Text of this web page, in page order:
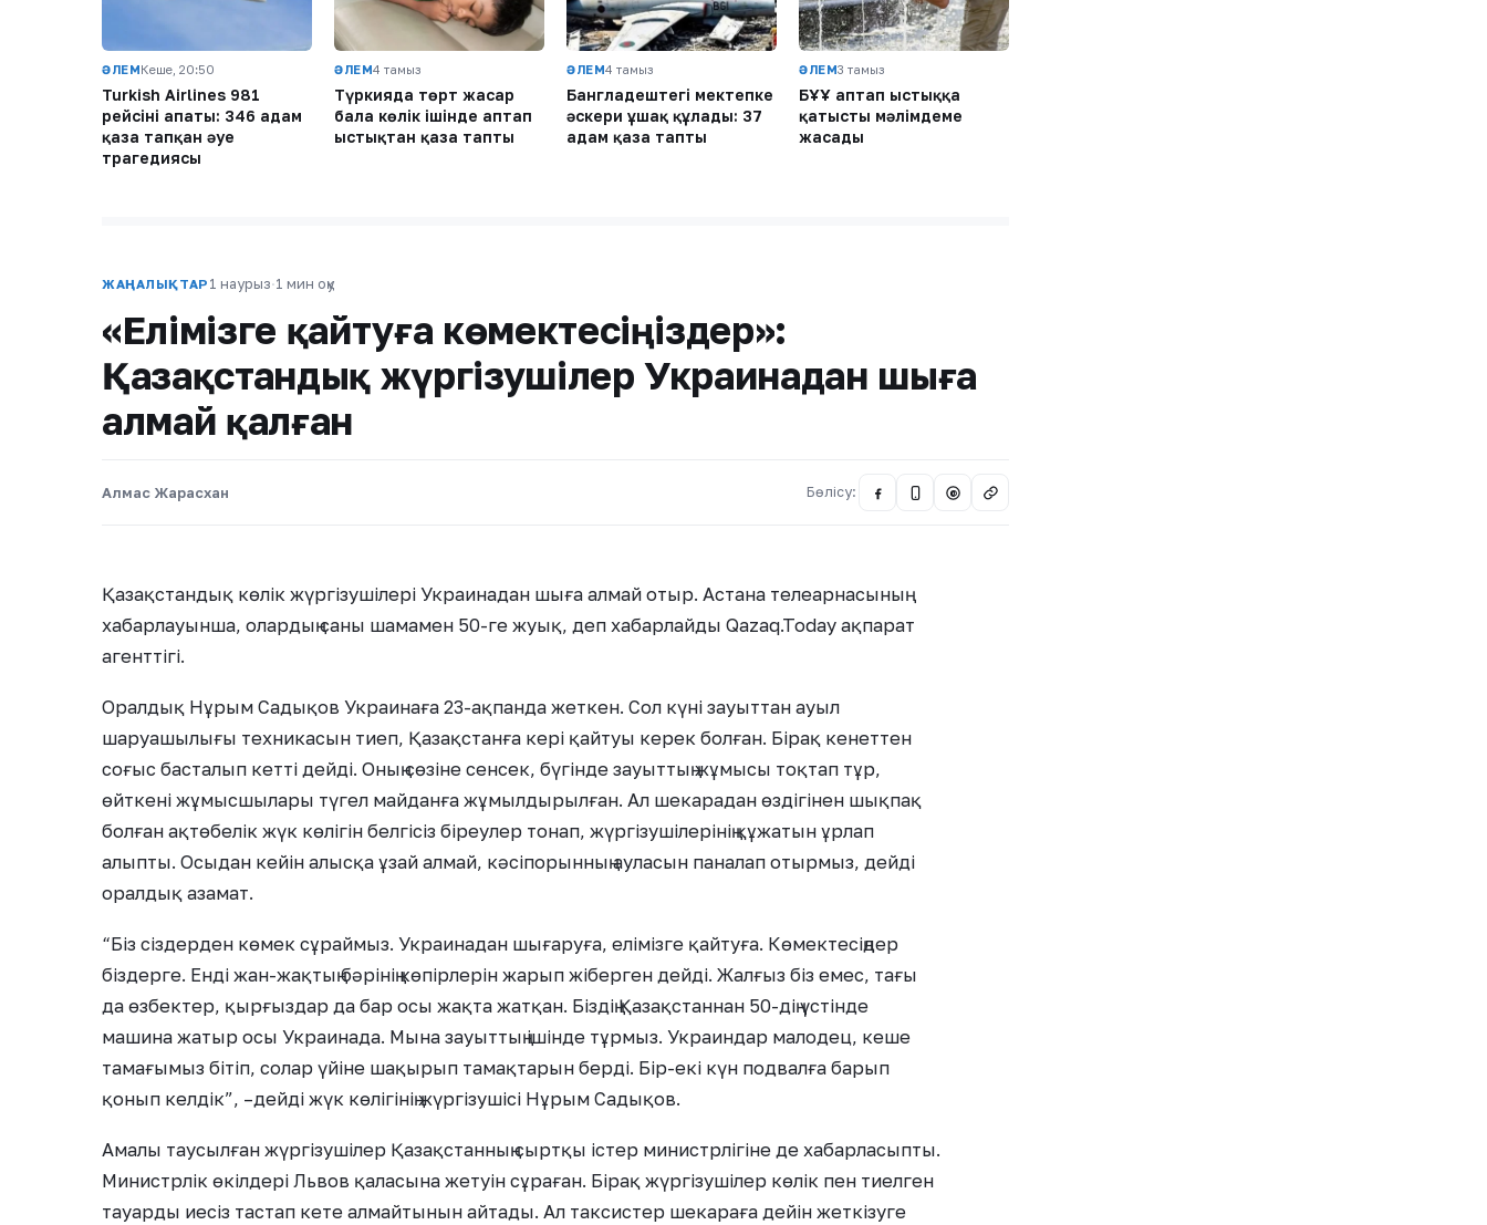
ӘЛЕМКеше, 20:50
Turkish Airlines 981
рейсінің апаты: 346 адам
қаза тапқан әуе
трагедиясы
ӘЛЕМ4 тамыз
Түркияда төрт жасар
бала көлік ішінде аптап
ыстықтан қаза тапты
ӘЛЕМ4 тамыз
Бангладештегі мектепке
әскери ұшақ құлады: 37
адам қаза тапты
ӘЛЕМ3 тамыз
БҰҰ аптап ыстыққа
қатысты мәлімдеме
жасады
ЖАҢАЛЫҚТАР 1 наурыз·1 мин оқу
«Елімізге қайтуға көмектесіңіздер»:
Қазақстандық жүргізушілер Украинадан шыға
алмай қалған
Алмас Жарасхан Бөлісу: @
Қазақстандық көлік жүргізушілері Украинадан шыға алмай отыр. Астана телеарнасының
хабарлауынша, олардың саны шамамен 50-ге жуық, деп хабарлайды Qazaq.Today ақпарат
агенттігі.
Оралдық Нұрым Садықов Украинаға 23-ақпанда жеткен. Сол күні зауыттан ауыл
шаруашылығы техникасын тиеп, Қазақстанға кері қайтуы керек болған. Бірақ кенеттен
соғыс басталып кетті дейді. Оның сөзіне сенсек, бүгінде зауыттың жұмысы тоқтап тұр,
өйткені жұмысшылары түгел майданға жұмылдырылған. Ал шекарадан өздігінен шықпақ
болған ақтөбелік жүк көлігін белгісіз біреулер тонап, жүргізушілерінің құжатын ұрлап
алыпты. Осыдан кейін алысқа ұзай алмай, кәсіпорынның ауласын паналап отырмыз, дейді
оралдық азамат.
“Біз сіздерден көмек сұраймыз. Украинадан шығаруға, елімізге қайтуға. Көмектесіңдер
біздерге. Енді жан-жақтың бәрінің көпірлерін жарып жіберген дейді. Жалғыз біз емес, тағы
да өзбектер, қырғыздар да бар осы жақта жатқан. Біздің Қазақстаннан 50-дің үстінде
машина жатыр осы Украинада. Мына зауыттың ішінде тұрмыз. Украиндар малодец, кеше
тамағымыз бітіп, солар үйіне шақырып тамақтарын берді. Бір-екі күн подвалға барып
қонып келдік”, –дейді жүк көлігінің жүргізушісі Нұрым Садықов.
Амалы таусылған жүргізушілер Қазақстанның сыртқы істер министрлігіне де хабарласыпты.
Министрлік өкілдері Львов қаласына жетуін сұраған. Бірақ жүргізушілер көлік пен тиелген
тауарды иесіз тастап кете алмайтынын айтады. Ал таксистер шекараға дейін жеткізуге